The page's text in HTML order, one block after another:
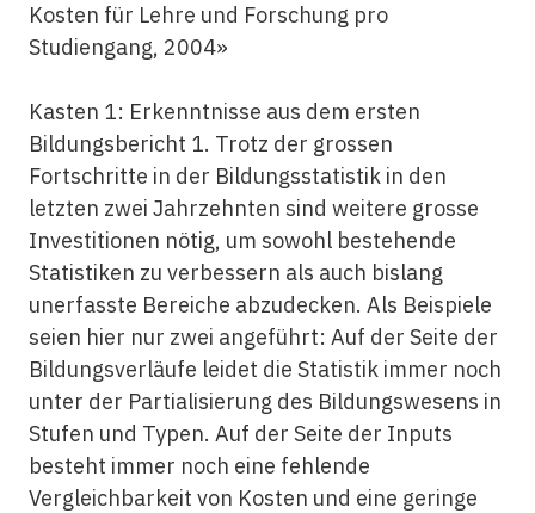
Kosten für Lehre und Forschung pro
Studiengang, 2004»
Kasten 1: Erkenntnisse aus dem ersten
Bildungsbericht 1. Trotz der grossen
Fortschritte in der Bildungsstatistik in den
letzten zwei Jahrzehnten sind weitere grosse
Investitionen nötig, um sowohl bestehende
Statistiken zu verbessern als auch bislang
unerfasste Bereiche abzudecken. Als Beispiele
seien hier nur zwei angeführt: Auf der Seite der
Bildungsverläufe leidet die Statistik immer noch
unter der Partialisierung des Bildungswesens in
Stufen und Typen. Auf der Seite der Inputs
besteht immer noch eine fehlende
Vergleichbarkeit von Kosten und eine geringe